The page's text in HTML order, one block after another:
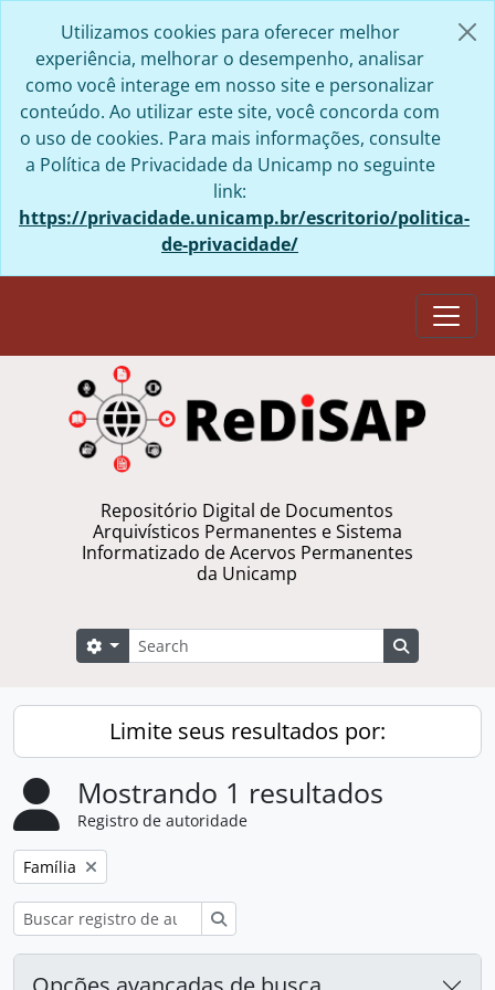
Utilizamos cookies para oferecer melhor
experiência, melhorar o desempenho, analisar
como você interage em nosso site e personalizar
conteúdo. Ao utilizar este site, você concorda com
o uso de cookies. Para mais informações, consulte
a Política de Privacidade da Unicamp no seguinte
link:
https://privacidade.unicamp.br/escritorio/politica-
de-privacidade/
Repositório Digital de Documentos
Arquivísticos Permanentes e Sistema
Informatizado de Acervos Permanentes
da Unicamp
Buscar
Opções de busca
Limite seus resultados por:
Mostrando 1 resultados
Registro de autoridade
Remover filtro:
Família